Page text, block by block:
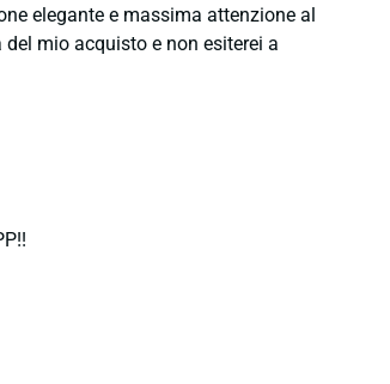
elegante e massima attenzione al
mio acquisto e non esiterei a